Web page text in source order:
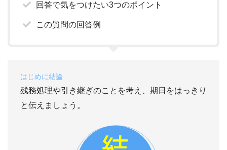
回答で気をつけたい3つのポイント
この質問の回答例
はじめに結論
残務処理や引き継ぎのことを考え、期日をはっきり
と伝えましょう。